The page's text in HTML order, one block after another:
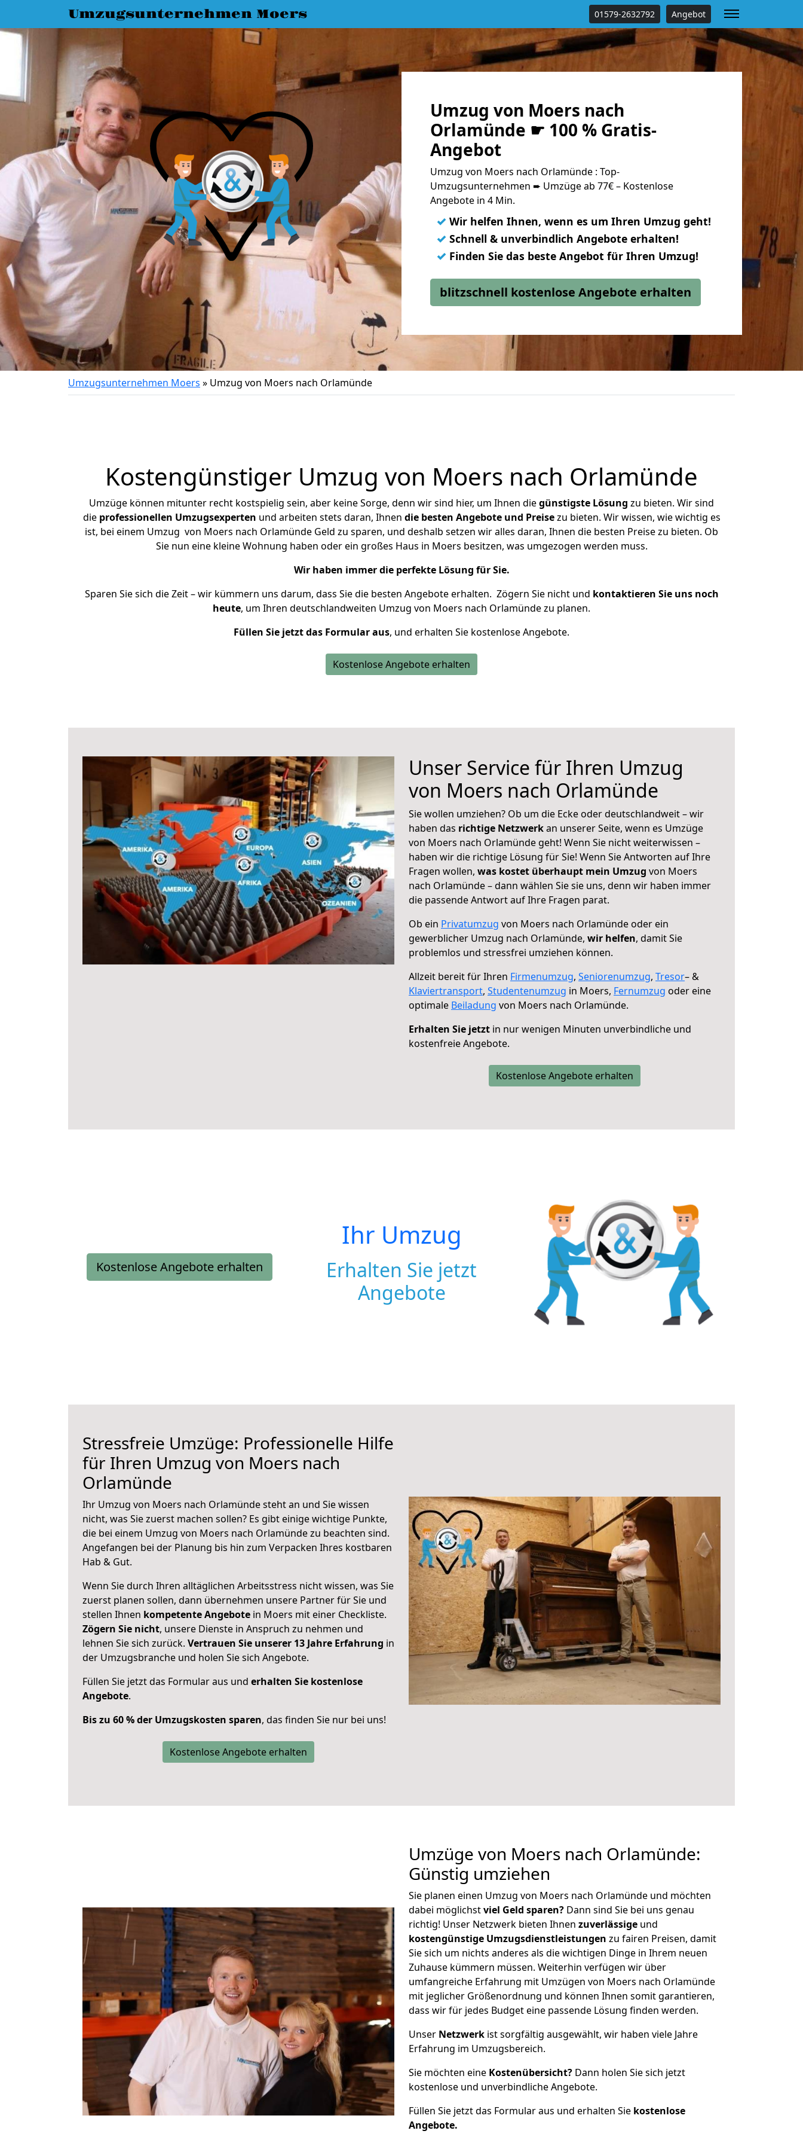
Umzugsunternehmen Moers 01579-2632792 Angebot
Umzug von Moers nach
Orlamünde ☛ 100 % Gratis-
Angebot
Umzug von Moers nach Orlamünde : Top-
Umzugsunternehmen ➨ Umzüge ab 77€ – Kostenlose
Angebote in 4 Min.
✓ Wir helfen Ihnen, wenn es um Ihren Umzug geht!
✓ Schnell & unverbindlich Angebote erhalten!
✓ Finden Sie das beste Angebot für Ihren Umzug!
blitzschnell kostenlose Angebote erhalten
Umzugsunternehmen Moers » Umzug von Moers nach Orlamünde
Kostengünstiger Umzug von Moers nach Orlamünde
Umzüge können mitunter recht kostspielig sein, aber keine Sorge, denn wir sind hier, um Ihnen diegünstigste Lösung zu bieten. Wir sind
die professionellen Umzugsexperten und arbeiten stets daran, Ihnen die besten Angebote und Preisezu bieten. Wir wissen, wie wichtig es
ist, bei einem Umzug von Moers nach Orlamünde Geld zu sparen, und deshalb setzen wir alles daran, Ihnen die besten Preise zu bieten. Ob
Sie nun eine kleine Wohnung haben oder ein großes Haus in Moers besitzen, was umgezogen werden muss.
Wir haben immer die perfekte Lösung für Sie.
Sparen Sie sich die Zeit – wir kümmern uns darum, dass Sie die besten Angebote erhalten. Zögern Sie nicht und kontaktieren Sie uns noch
heute, um Ihren deutschlandweiten Umzug von Moers nach Orlamünde zu planen.
Füllen Sie jetzt das Formular aus, und erhalten Sie kostenlose Angebote.
Kostenlose Angebote erhalten
Unser Service für Ihren Umzug
von Moers nach Orlamünde
Sie wollen umziehen? Ob um die Ecke oder deutschlandweit – wir
haben das richtige Netzwerkan unserer Seite, wenn es Umzüge
von Moers nach Orlamünde geht! Wenn Sie nicht weiterwissen –
haben wir die richtige Lösung für Sie! Wenn Sie Antworten auf Ihre
Fragen wollen, was kostet überhaupt mein Umzug von Moers
nach Orlamünde – dann wählen Sie sie uns, denn wir haben immer
die passende Antwort auf Ihre Fragen parat.
Ob ein Privatumzug von Moers nach Orlamünde oder ein
gewerblicher Umzug nach Orlamünde, wir helfen, damit Sie
problemlos und stressfrei umziehen können.
Allzeit bereit für Ihren Firmenumzug, Seniorenumzug, Tresor– &
Klaviertransport, Studentenumzug in Moers, Fernumzug oder eine
optimale Beiladung von Moers nach Orlamünde.
Erhalten Sie jetzt in nur wenigen Minuten unverbindliche und
kostenfreie Angebote.
Kostenlose Angebote erhalten
Kostenlose Angebote erhalten
Ihr Umzug
Erhalten Sie jetzt
Angebote
Stressfreie Umzüge: Professionelle Hilfe
für Ihren Umzug von Moers nach
Orlamünde
Ihr Umzug von Moers nach Orlamünde steht an und Sie wissen
nicht, was Sie zuerst machen sollen? Es gibt einige wichtige Punkte,
die bei einem Umzug von Moers nach Orlamünde zu beachten sind.
Angefangen bei der Planung bis hin zum Verpacken Ihres kostbaren
Hab & Gut.
Wenn Sie durch Ihren alltäglichen Arbeitsstress nicht wissen, was Sie
zuerst planen sollen, dann übernehmen unsere Partner für Sie und
stellen Ihnen kompetente Angebote in Moers mit einer Checkliste.
Zögern Sie nicht, unsere Dienste in Anspruch zu nehmen und
lehnen Sie sich zurück. Vertrauen Sie unserer 13 Jahre Erfahrung in
der Umzugsbranche und holen Sie sich Angebote.
Füllen Sie jetzt das Formular aus und erhalten Sie kostenlose
Angebote.
Bis zu 60 % der Umzugskosten sparen, das finden Sie nur bei uns!
Kostenlose Angebote erhalten
Umzüge von Moers nach Orlamünde:
Günstig umziehen
Sie planen einen Umzug von Moers nach Orlamünde und möchten
dabei möglichstviel Geld sparen? Dann sind Sie bei uns genau
richtig! Unser Netzwerk bieten Ihnen zuverlässige und
kostengünstige Umzugsdienstleistungen zu fairen Preisen, damit
Sie sich um nichts anderes als die wichtigen Dinge in Ihrem neuen
Zuhause kümmern müssen. Weiterhin verfügen wir über
umfangreiche Erfahrung mit Umzügen von Moers nach Orlamünde
mit jeglicher Größenordnung und können Ihnen somit garantieren,
dass wir für jedes Budget eine passende Lösung finden werden.
Unser Netzwerk ist sorgfältig ausgewählt, wir haben viele Jahre
Erfahrung im Umzugsbereich.
Sie möchten eine Kostenübersicht? Dann holen Sie sich jetzt
kostenlose und unverbindliche Angebote.
Füllen Sie jetzt das Formular aus und erhalten Sie kostenlose
Angebote.